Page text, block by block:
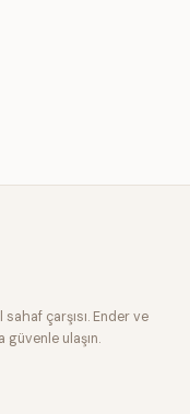
çarşısı. Ender ve
güvenle ulaşın.